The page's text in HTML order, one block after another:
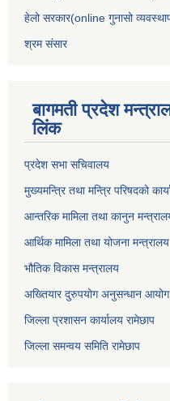
हेलो सरकार(online गुनासो
श्रम संसार
बागमती प्रदेश
लिंक
प्रदेश सभा सचिवालय
मुख्यमन्त्रि तथा मन्त्रि परिषदको
आन्तरिक मामिला तथा कानुन
आर्थिक मामिला तथा योजना मन्त्रालय
भौतिक विकास मन्त्रालय
अख्तियार दुरुपयोग अनुसन्धान आयोग
जिल्ला प्रशासन कार्यालय रामेछाप
जिल्ला समन्वय समिति रामेछाप